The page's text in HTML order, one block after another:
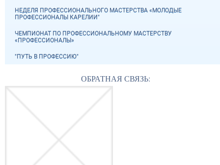
НЕДЕЛЯ ПРОФЕССИОНАЛЬНОГО МАСТЕРСТВА «МОЛОДЫЕ
ПРОФЕССИОНАЛЫ КАРЕЛИИ"
ЧЕМПИОНАТ ПО ПРОФЕССИОНАЛЬНОМУ МАСТЕРСТВУ
«ПРОФЕССИОНАЛЫ»
"ПУТЬ В ПРОФЕССИЮ"
ОБРАТНАЯ СВЯЗЬ: